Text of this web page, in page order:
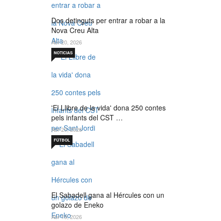
Dos detinguts per entrar a robar a la
Nova Creu Alta
Abr 20, 2026
'El Llibre de la vida' dona 250 contes
pels infants del CST …
NOTICIAS
Abr 20, 2026
El Sabadell gana al Hércules con un
golazo de Eneko
FÚTBOL
Abr 19, 2026